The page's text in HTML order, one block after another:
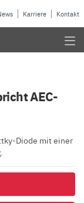
Karriere Kontakt
AEC-
Diode mit einer